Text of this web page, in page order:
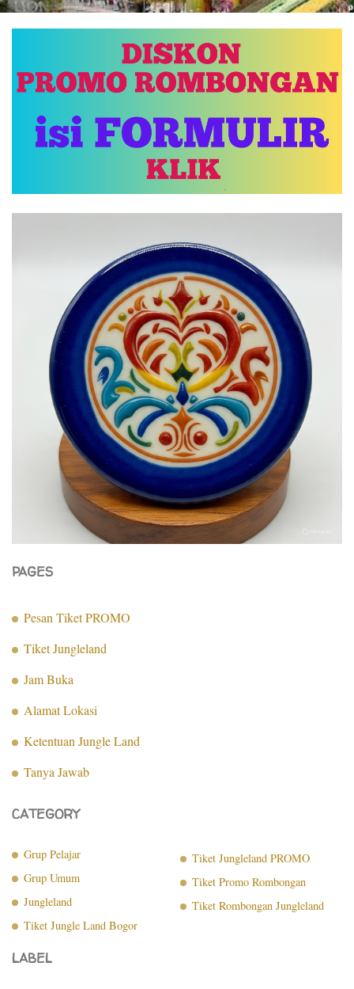
PAGES
Pesan Tiket PROMO
Tiket Jungleland
Jam Buka
Alamat Lokasi
Ketentuan Jungle Land
Tanya Jawab
CATEGORY
Grup Pelajar
Grup Umum
Jungleland
Tiket Jungle Land Bogor
Tiket Jungleland PROMO
Tiket Promo Rombongan
Tiket Rombongan Jungleland
LABEL